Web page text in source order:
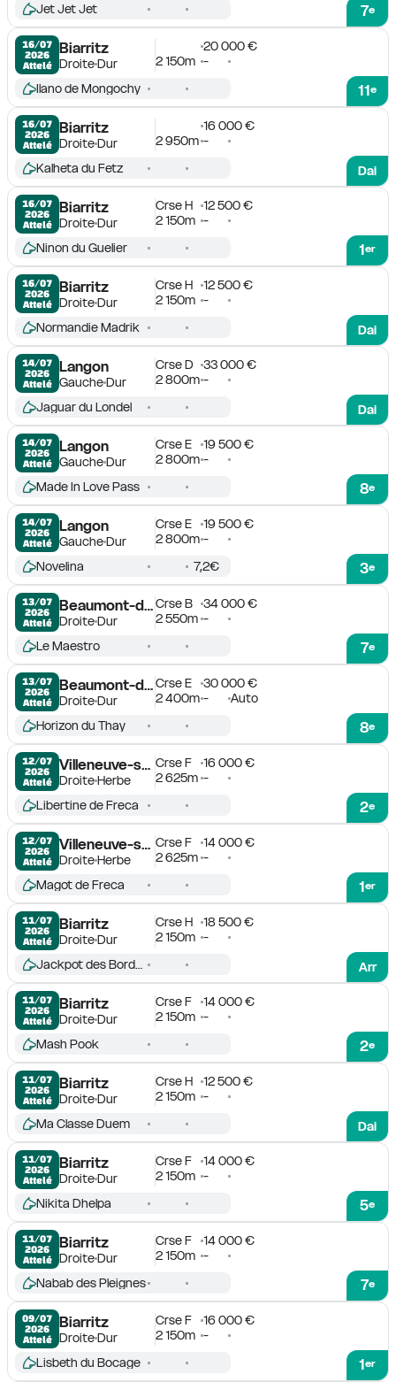
7e
Jet Jet Jet
16/07
2026
Attelé
Biarritz
DroiteDur
20 000 €
2 150m -
11e
Ilano de Mongochy
16/07
2026
Attelé
Biarritz
DroiteDur
16 000 €
2 950m -
Dai
Kalheta du Fetz
16/07
2026
Attelé
Biarritz
DroiteDur
Crse H
12 500 €
2 150m -
1er
Ninon du Guelier
16/07
2026
Attelé
Biarritz
DroiteDur
Crse H
12 500 €
2 150m -
Dai
Normandie Madrik
14/07
2026
Attelé
Langon
GaucheDur
Crse D
33 000 €
2 800m -
Dai
Jaguar du Londel
14/07
2026
Attelé
Langon
GaucheDur
Crse E
19 500 €
2 800m -
8e
Made In Love Pass
14/07
2026
Attelé
Langon
GaucheDur
Crse E
19 500 €
2 800m -
3e
Novelina 7,2€
13/07
2026
Attelé
Beaumont-de-Lomagne
DroiteDur
Crse B
34 000 €
2 550m -
7e
Le Maestro
13/07
2026
Attelé
Beaumont-de-Lomagne
DroiteDur
Crse E
30 000 €
2 400m - Auto
8e
Horizon du Thay
12/07
2026
Attelé
Villeneuve-sur-Lot
DroiteHerbe
Crse F
16 000 €
2 625m -
2e
Libertine de Freca
12/07
2026
Attelé
Villeneuve-sur-Lot
DroiteHerbe
Crse F
14 000 €
2 625m -
1er
Magot de Freca
11/07
2026
Attelé
Biarritz
DroiteDur
Crse H
18 500 €
2 150m -
Arr
Jackpot des Bordes
11/07
2026
Attelé
Biarritz
DroiteDur
Crse F
14 000 €
2 150m -
2e
Mash Pook
11/07
2026
Attelé
Biarritz
DroiteDur
Crse H
12 500 €
2 150m -
Dai
Ma Classe Duem
11/07
2026
Attelé
Biarritz
DroiteDur
Crse F
14 000 €
2 150m -
5e
Nikita Dhelpa
11/07
2026
Attelé
Biarritz
DroiteDur
Crse F
14 000 €
2 150m -
7e
Nabab des Pleignes
09/07
2026
Attelé
Biarritz
DroiteDur
Crse F
16 000 €
2 150m -
1er
Lisbeth du Bocage